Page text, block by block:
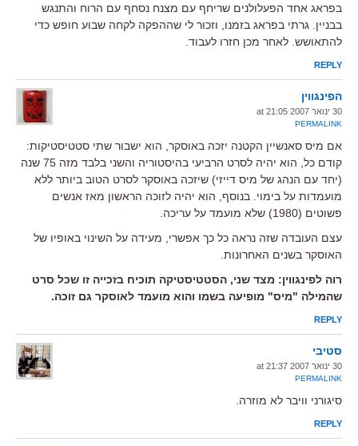
בפראג אחד הפעלולנים שריחף עם מצנח נסחף עם הרוח והתנגש
בבניין. גרתי בפראג בזמנו, וזכור לי שההפקה לקחה שבוע חופש כדי
להתאושש. לאחר מכן חזרו לעבוד.
REPLY
הפינגווין
30 ינואר 2007 at 21:05
PERMALINK
אם מיס סאנשיין הקטנה יזכה באוסקר, הוא ישבור שתי סטטיסטיקות:
קודם כל, הוא יהיה לסרט הרביעי בהיסטוריה והשני בלבד מזה 75 שנה
(יחד עם הנהג של מיס דייזי) שיזכה באוסקר לסרט הטוב ביותר ללא
מועמדות על בימוי. בנוסף, הוא יהיה לזוכה הראשון מאז אנשים
פשוטים (1980) שלא מועמד על עריכה.
עצם העובדה שזה נראה כל כך אפשרי, מעידה על השינוי באופיו של
האוסקר בשנים האחרונות.
רוה לפינגווין: מצד שני, הסטטיסטיקה תוכיח בזכייה זו שכל סרט
שהמילה "מיס" מופיעה בשמו והוא מועמד לאוסקר גם זוכה.
REPLY
סטיבי
30 ינואר 2007 at 21:37
PERMALINK
סיגורני וויבר לא מוזרה.
REPLY